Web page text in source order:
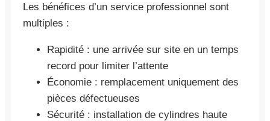
Les bénéfices d’un service professionnel sont
multiples :
Rapidité : une arrivée sur site en un temps
record pour limiter l’attente
Économie : remplacement uniquement des
pièces défectueuses
Sécurité : installation de cylindres haute